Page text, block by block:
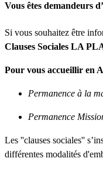
Vous êtes demandeurs
Si vous souhaitez être
Clauses Sociales LA
Pour vous accueillir en
Permanence à la
Permanence
Les ''clauses sociales''
différentes modalités